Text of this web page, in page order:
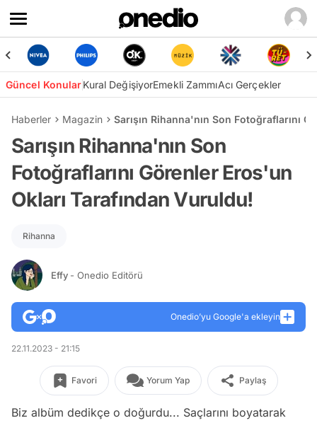
Güncel KonularKural DeğişiyorEmekli ZammıAcı Gerçekler
Haberler Magazin Sarışın Rihanna'nın Son Fotoğraflarını
Sarışın Rihanna'nın Son
Fotoğraflarını Görenler Eros'un
Okları Tarafından Vuruldu!
Rihanna
Effy - Onedio Editörü
Onedio’yu Google'a ekleyin
22.11.2023 - 21:15
Favori Yorum Yap Paylaş
Biz albüm dedikçe o doğurdu... Saçlarını boyatarak